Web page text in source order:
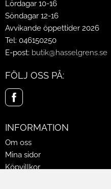
Lördagar 10-16
Söndagar 12-16
Avvikande öppettider 2026
Tel: 046150250
E-post: butik@hasselgrens.se
FÖLJ OSS PÅ:
INFORMATION
Om oss
Mina sidor
Köpvillkor